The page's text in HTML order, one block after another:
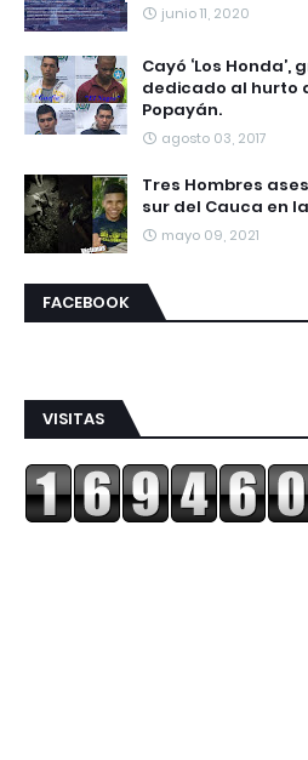
junio 11, 2020
Cayó ‘Los
dedicado al hurto
Popayán.
agosto 03, 2017
Tres Hombres
sur del Cauca en
mayo 09, 2021
FACEBOOK
VISITAS